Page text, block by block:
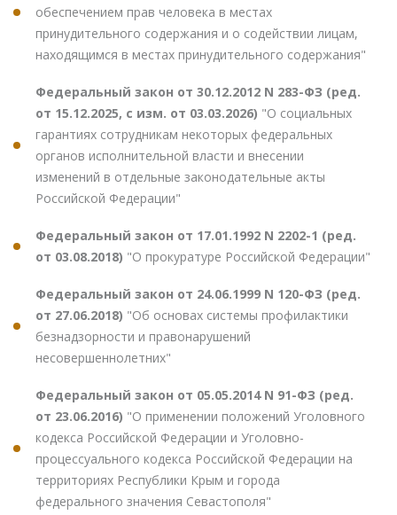
обеспечением прав человека в местах
принудительного содержания и о содействии лицам,
находящимся в местах принудительного содержания"
Федеральный закон от 30.12.2012 N 283-ФЗ (ред.
от 15.12.2025, с изм. от 03.03.2026) "О социальных
гарантиях сотрудникам некоторых федеральных
органов исполнительной власти и внесении
изменений в отдельные законодательные акты
Российской Федерации"
Федеральный закон от 17.01.1992 N 2202-1 (ред.
от 03.08.2018) "О прокуратуре Российской Федерации"
Федеральный закон от 24.06.1999 N 120-ФЗ (ред.
от 27.06.2018) "Об основах системы профилактики
безнадзорности и правонарушений
несовершеннолетних"
Федеральный закон от 05.05.2014 N 91-ФЗ (ред.
от 23.06.2016) "О применении положений Уголовного
кодекса Российской Федерации и Уголовно-
процессуального кодекса Российской Федерации на
территориях Республики Крым и города
федерального значения Севастополя"